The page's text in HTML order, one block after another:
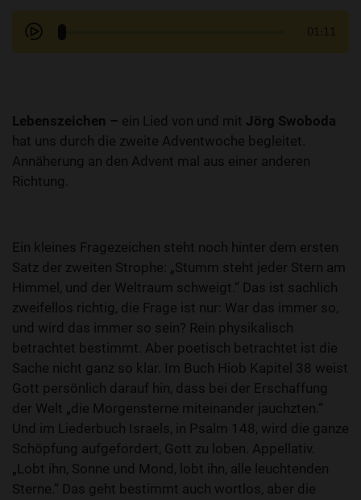
01:11
Lebenszeichen – ein Lied von und mit Jörg Swoboda
hat uns durch die zweite Adventwoche begleitet.
Annäherung an den Advent mal aus einer anderen
Richtung.
Ein kleines Fragezeichen steht noch hinter dem ersten
Satz der zweiten Strophe: „Stumm steht jeder Stern am
Himmel, und der Weltraum schweigt.“ Das ist sachlich
zweifellos richtig, die Frage ist nur: War das immer so,
und wird das immer so sein? Rein physikalisch
betrachtet bestimmt. Aber poetisch betrachtet ist die
Sache nicht ganz so klar. Im Buch Hiob Kapitel 38 weist
Gott persönlich darauf hin, dass bei der Erschaffung
der Welt „die Morgensterne miteinander jauchzten.“
Und im Liederbuch Israels, in Psalm 148, wird die ganze
Schöpfung aufgefordert, Gott zu loben. Appellativ.
„Lobt ihn, Sonne und Mond, lobt ihn, alle leuchtenden
Sterne.“ Das geht bestimmt auch wortlos, aber die